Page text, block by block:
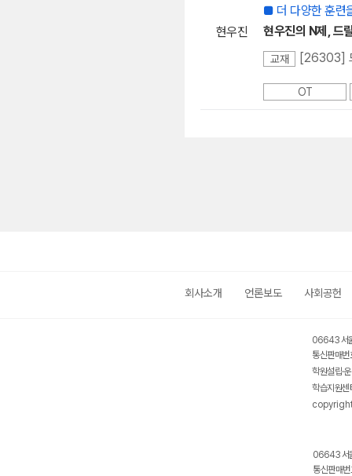
현우진
■ 더 다양한 훈련
현우진의 N제, 드
교재 [26303]
OT
회사소개 언론보도 사회공헌
06643 서
통신판매
학원설립·
학습지원
06643 서
통신판매